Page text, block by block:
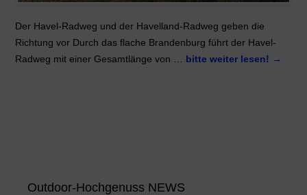
Der Havel-Radweg und der Havelland-Radweg geben die
Richtung vor Durch das flache Brandenburg führt der Havel-
Radweg mit einer Gesamtlänge von … bitte weiter lesen! →
Outdoor-Hochgenuss NEWS